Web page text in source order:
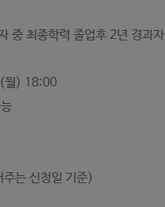
중 최종학력 졸업후 2년 경과자
월) 18:00
는 신청일 기준)